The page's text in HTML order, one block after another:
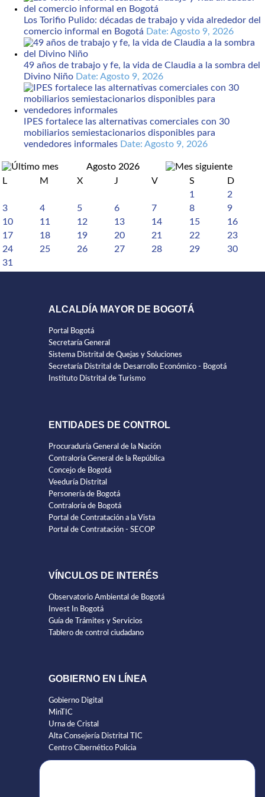
Los Torifio Pulido: décadas de trabajo y vida alrededor del
comercio informal en Bogotá Date: Agosto 9, 2026
49 años de trabajo y fe, la vida de Claudia a la sombra del
Divino Niño Date: Agosto 9, 2026
IPES fortalece las alternativas comerciales con 30
mobiliarios semiestacionarios disponibles para
vendedores informales Date: Agosto 9, 2026
Agosto 2026
L
M X J V S
D
1
2
3
4 5 6 7 8
9
10
11 12 13 14 15
16
17
18 19 20 21 22
23
24
25 26 27 28 29
30
31
ALCALDÍA MAYOR DE BOGOTÁ
Portal Bogotá
Secretaría General
Sistema Distrital de Quejas y Soluciones
Secretaría Distrital de Desarrollo Económico - Bogotá
Instituto Distrital de Turismo
ENTIDADES DE CONTROL
Procuraduría General de la Nación
Contraloría General de la República
Concejo de Bogotá
Veeduría Distrital
Personería de Bogotá
Contraloría de Bogotá
Portal de Contratación a la Vista
Portal de Contratación - SECOP
VÍNCULOS DE INTERÉS
Observatorio Ambiental de Bogotá
Invest In Bogotá
Guía de Trámites y Servicios
Tablero de control ciudadano
GOBIERNO EN LÍNEA
Gobierno Digital
MinTIC
Urna de Cristal
Alta Consejería Distrital TIC
Centro Cibernético Policia